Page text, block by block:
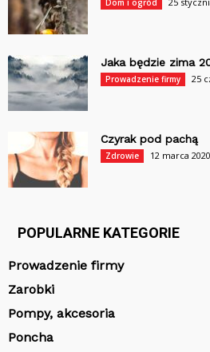
Dom i ogród
Jaka będzie zima
Prowadzenie firmy 25
Czyrak pod pachą
Zdrowie 12 marca 2020
POPULARNE KATEGORIE
Prowadzenie firmy
Zarobki
Pompy, akcesoria
Poncha